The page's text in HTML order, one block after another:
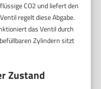
CO2 und liefert den
regelt diese Abgabe.
das Ventil durch
Zylindern sitzt
Zustand